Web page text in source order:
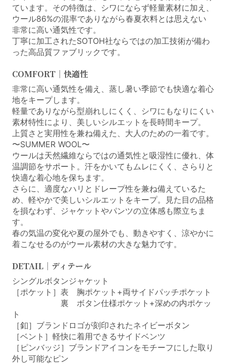
ています。その特徴は、シワにならず軽量素材に加え、
ウール86%の混率でありながら春夏衣料とは思えない
非常に高い通気性です。
丁寧に加工されたSOTOH社ならではの加工技術が備わ
った高品質ファブリックです。
COMFORT｜快適性
非常に高い通気性を備え、蒸し暑い季節でも快適な着心
地をキープします。
軽量でありながら型崩れしにくく、シワにもなりにくい
素材特性により、美しいシルエットを長時間キープ。
上質さと実用性を兼ね備えた、大人のための一着です。
〜SUMMER WOOL〜
ウールは天然繊維ならではの通気性と吸湿性に優れ、体
温調節をサポート。汗をかいてもムレにくく、さらりと
快適な着心地を保ちます。
さらに、適度なハリとドレープ性を兼ね備えているた
め、軽やかで美しいシルエットをキープ。見た目の品格
を損なわず、ジャケットやパンツの立体感も際立ちま
す。
春の気温の変化や夏の屋外でも、動きやすく、涼やかに
着こなせるのがウール素材の大きな魅力です。
DETAIL｜ディテール
シングルボタンジャケット
［ポケット］表 胸ポケット+両サイドパッチポケット
裏 ボタン仕様ポケット+深めの内ポケッ
ト
［釦］ブランドロゴが刻印されたネイビーボタン
［ベント］軽快に着用できるサイドベンツ
［ピンバッジ］ブランドアイコンをモチーフにした取り
外し可能なピン